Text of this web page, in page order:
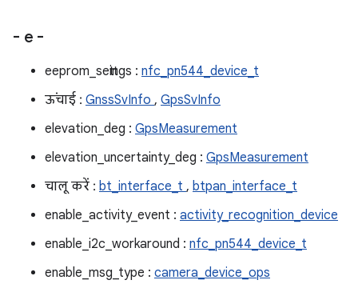
- e -
eeprom_settings : nfc_pn544_device_t
ऊंचाई : GnssSvInfo , GpsSvInfo
elevation_deg : GpsMeasurement
elevation_uncertainty_deg : GpsMeasurement
चालू करें : bt_interface_t , btpan_interface_t
enable_activity_event : activity_recognition_device
enable_i2c_workaround : nfc_pn544_device_t
enable_msg_type : camera_device_ops